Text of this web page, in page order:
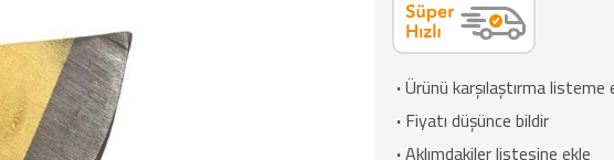
·Ürünü karşılaştırma listeme
· Fiyatı düşünce bildir
·Aklımdakiler listesine ekle